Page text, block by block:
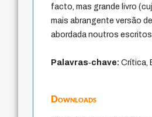
facto, mas grande livro
mais abrangente versão
abordada noutros
Palavras‑chave: Crítica,
Downloads